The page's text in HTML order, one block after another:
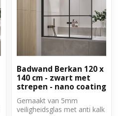
Badwand Berkan 120 x
140 cm - zwart met
strepen - nano coating
Gemaakt van 5mm
veiligheidsglas met anti kalk